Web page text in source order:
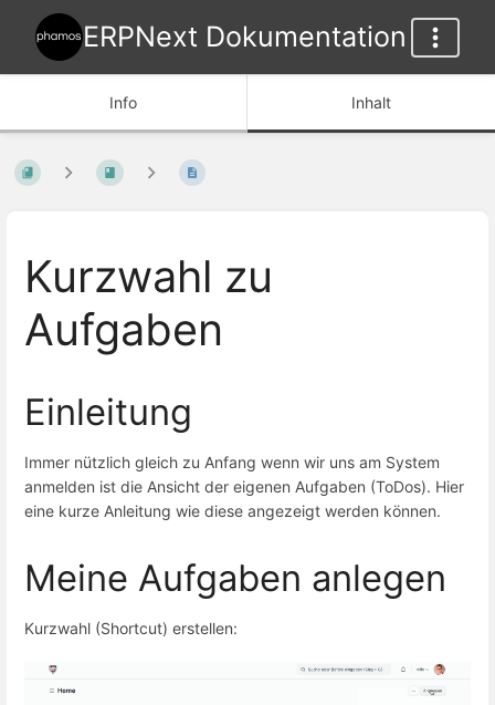
ERPNext Dokumentation
Info Inhalt
Kurzwahl zu
Aufgaben
Einleitung
Immer nützlich gleich zu Anfang wenn wir uns am System
anmelden ist die Ansicht der eigenen Aufgaben (ToDos). Hier
eine kurze Anleitung wie diese angezeigt werden können.
Meine Aufgaben anlegen
Kurzwahl (Shortcut) erstellen: